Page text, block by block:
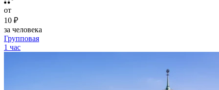
от
10 ₽
за человека
Групповая
1 час